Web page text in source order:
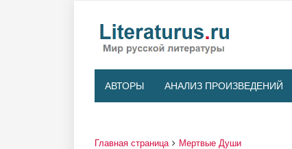
АВТОРЫ АНАЛИЗ ПРОИЗВЕДЕНИЙ
Главная страница Мертвые Души